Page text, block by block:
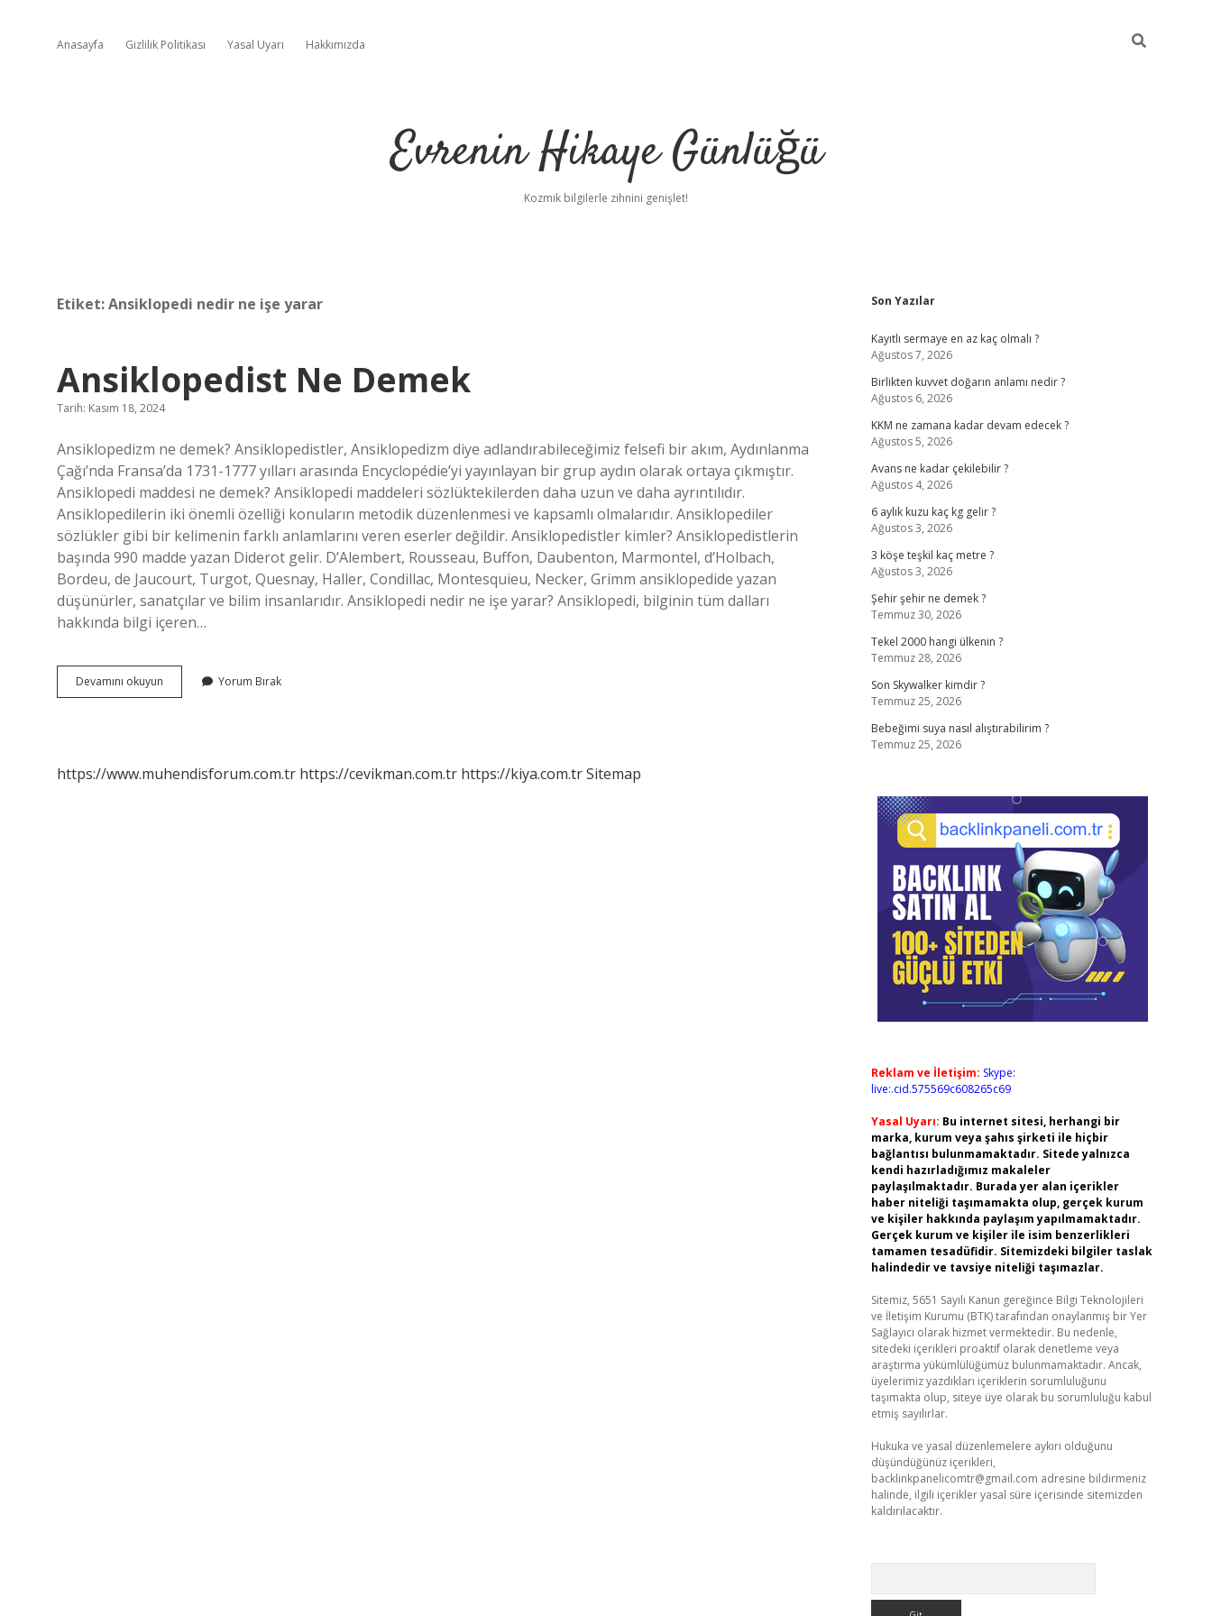
Anasayfa Gizlilik Politikası Yasal Uyarı Hakkımızda
Evrenin Hikaye Günlüğü
Kozmik bilgilerle zihnini genişlet!
Etiket:Ansiklopedi nedir ne işe yarar
Ansiklopedist Ne Demek
Tarih: Kasım 18, 2024
Ansiklopedizm ne demek? Ansiklopedistler, Ansiklopedizm diye adlandırabileceğimiz felsefi bir akım, Aydınlanma
Çağı’nda Fransa’da 1731-1777 yılları arasında Encyclopédie’yi yayınlayan bir grup aydın olarak ortaya çıkmıştır.
Ansiklopedi maddesi ne demek? Ansiklopedi maddeleri sözlüktekilerden daha uzun ve daha ayrıntılıdır.
Ansiklopedilerin iki önemli özelliği konuların metodik düzenlenmesi ve kapsamlı olmalarıdır. Ansiklopediler
sözlükler gibi bir kelimenin farklı anlamlarını veren eserler değildir. Ansiklopedistler kimler? Ansiklopedistlerin
başında 990 madde yazan Diderot gelir. D’Alembert, Rousseau, Buffon, Daubenton, Marmontel, d’Holbach,
Bordeu, de Jaucourt, Turgot, Quesnay, Haller, Condillac, Montesquieu, Necker, Grimm ansiklopedide yazan
düşünürler, sanatçılar ve bilim insanlarıdır. Ansiklopedi nedir ne işe yarar? Ansiklopedi, bilginin tüm dalları
hakkında bilgi içeren…
Devamını okuyun Ansiklopedist
Ne
Yorum Bırak
https://www.muhendisforum.com.tr https://cevikman.com.tr https://kiya.com.trSitemap
Sidebar
Son Yazılar
Kayıtlı sermaye en az kaç olmalı ?
Ağustos 7, 2026
Birlikten kuvvet doğarın anlamı nedir ?
Ağustos 6, 2026
KKM ne zamana kadar devam edecek ?
Ağustos 5, 2026
Avans ne kadar çekilebilir ?
Ağustos 4, 2026
6 aylık kuzu kaç kg gelir ?
Ağustos 3, 2026
3 köşe teşkil kaç metre ?
Ağustos 3, 2026
Şehir şehir ne demek ?
Temmuz 30, 2026
Tekel 2000 hangi ülkenin ?
Temmuz 28, 2026
Son Skywalker kimdir ?
Temmuz 25, 2026
Bebeğimi suya nasıl alıştırabilirim ?
Temmuz 25, 2026
Reklam ve İletişim: Skype:
live:.cid.575569c608265c69
Yasal Uyarı: Bu internet sitesi, herhangi bir
marka, kurum veya şahıs şirketi ile hiçbir
bağlantısı bulunmamaktadır. Sitede yalnızca
kendi hazırladığımız makaleler
paylaşılmaktadır. Burada yer alan içerikler
haber niteliği taşımamakta olup, gerçek kurum
ve kişiler hakkında paylaşım yapılmamaktadır.
Gerçek kurum ve kişiler ile isim benzerlikleri
tamamen tesadüfidir. Sitemizdeki bilgiler taslak
halindedir ve tavsiye niteliği taşımazlar.
Sitemiz, 5651 Sayılı Kanun gereğince Bilgi Teknolojileri
ve İletişim Kurumu (BTK) tarafından onaylanmış bir Yer
Sağlayıcı olarak hizmet vermektedir. Bu nedenle,
sitedeki içerikleri proaktif olarak denetleme veya
araştırma yükümlülüğümüz bulunmamaktadır. Ancak,
üyelerimiz yazdıkları içeriklerin sorumluluğunu
taşımakta olup, siteye üye olarak bu sorumluluğu kabul
etmiş sayılırlar.
Hukuka ve yasal düzenlemelere aykırı olduğunu
düşündüğünüz içerikleri,
backlinkpanelicomtr@gmail.com adresine bildirmeniz
halinde, ilgili içerikler yasal süre içerisinde sitemizden
kaldırılacaktır.